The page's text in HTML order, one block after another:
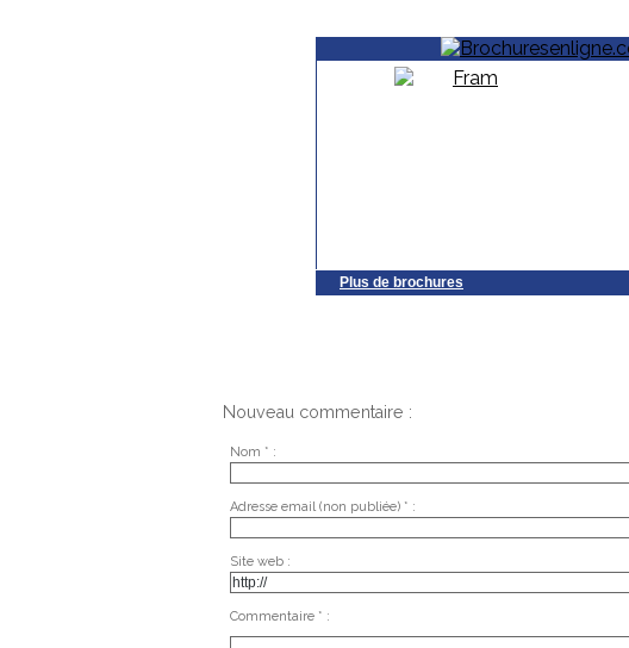
Plus de brochures
Nouveau commentaire :
Nom * :
Adresse email (non publiée) * :
Site web :
Commentaire * :